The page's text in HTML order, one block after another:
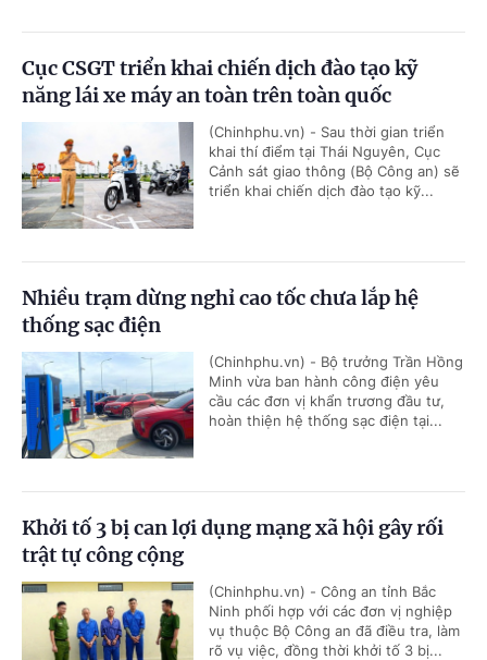
Cục CSGT triển khai chiến dịch đào tạo kỹ
năng lái xe máy an toàn trên toàn quốc
(Chinhphu.vn) - Sau thời gian triển
khai thí điểm tại Thái Nguyên, Cục
Cảnh sát giao thông (Bộ Công an) sẽ
triển khai chiến dịch đào tạo kỹ...
Nhiều trạm dừng nghỉ cao tốc chưa lắp hệ
thống sạc điện
(Chinhphu.vn) - Bộ trưởng Trần Hồng
Minh vừa ban hành công điện yêu
cầu các đơn vị khẩn trương đầu tư,
hoàn thiện hệ thống sạc điện tại...
Khởi tố 3 bị can lợi dụng mạng xã hội gây rối
trật tự công cộng
(Chinhphu.vn) - Công an tỉnh Bắc
Ninh phối hợp với các đơn vị nghiệp
vụ thuộc Bộ Công an đã điều tra, làm
rõ vụ việc, đồng thời khởi tố 3 bị...